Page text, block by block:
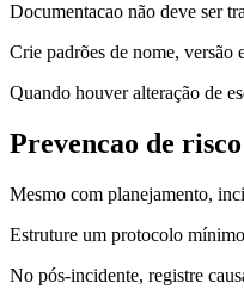
Documentacao não deve ser
Crie padrões de nome, versão
Quando houver alteração de
Prevencao de
Mesmo com planejamento,
Estruture um protocolo
No pós-incidente, registre